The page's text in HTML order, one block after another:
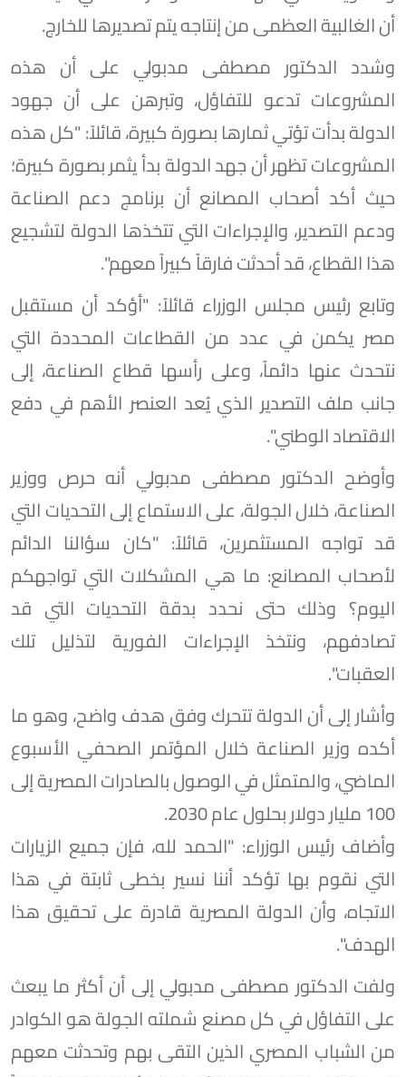
أن الغالبية العظمى من إنتاجه يتم تصديرها للخارج.
وشدد الدكتور مصطفى مدبولي على أن هذه
المشروعات تدعو للتفاؤل، وتبرهن على أن جهود
الدولة بدأت تؤتي ثمارها بصورة كبيرة، قائلاً: "كل هذه
المشروعات تظهر أن جهد الدولة بدأ يثمر بصورة كبيرة؛
حيث أكد أصحاب المصانع أن برنامج دعم الصناعة
ودعم التصدير، والإجراءات التي تتخذها الدولة لتشجيع
هذا القطاع، قد أحدثت فارقاً كبيراً معهم".
وتابع رئيس مجلس الوزراء قائلاً: "أؤكد أن مستقبل
مصر يكمن في عدد من القطاعات المحددة التي
نتحدث عنها دائماً، وعلى رأسها قطاع الصناعة، إلى
جانب ملف التصدير الذي يُعد العنصر الأهم في دفع
الاقتصاد الوطني".
وأوضح الدكتور مصطفى مدبولي أنه حرص ووزير
الصناعة، خلال الجولة، على الاستماع إلى التحديات التي
قد تواجه المستثمرين، قائلاً: "كان سؤالنا الدائم
لأصحاب المصانع: ما هي المشكلات التي تواجهكم
اليوم؟ وذلك حتى نحدد بدقة التحديات التي قد
تصادفهم، ونتخذ الإجراءات الفورية لتذليل تلك
العقبات".
وأشار إلى أن الدولة تتحرك وفق هدف واضح، وهو ما
أكده وزير الصناعة خلال المؤتمر الصحفي الأسبوع
الماضي، والمتمثل في الوصول بالصادرات المصرية إلى
100 مليار دولار بحلول عام 2030.
وأضاف رئيس الوزراء: "الحمد لله، فإن جميع الزيارات
التي نقوم بها تؤكد أننا نسير بخطى ثابتة في هذا
الاتجاه، وأن الدولة المصرية قادرة على تحقيق هذا
الهدف".
ولفت الدكتور مصطفى مدبولي إلى أن أكثر ما يبعث
على التفاؤل في كل مصنع شملته الجولة هو الكوادر
من الشباب المصري الذين التقى بهم وتحدثت معهم